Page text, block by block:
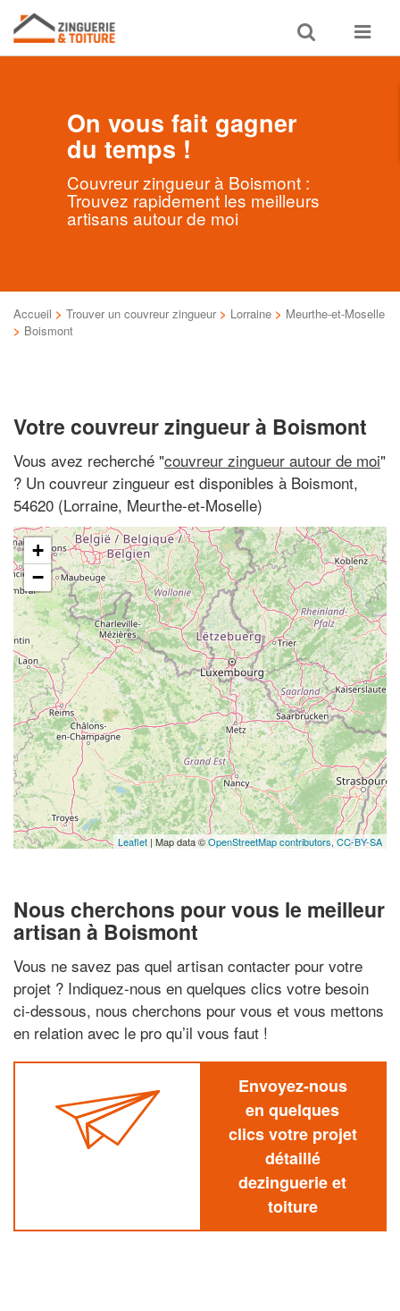
Toggle
search
Toggle
On vous fait gagner
du temps !
Couvreur zingueur à Boismont :
Trouvez rapidement les meilleurs
artisans autour de moi
Accueil > Trouver un couvreur zingueur > Lorraine > Meurthe-et-Moselle
> Boismont
Votre couvreur zingueur à Boismont
Vous avez recherché "couvreur zingueur autour de moi"
? Un couvreur zingueur est disponibles à Boismont,
54620 (Lorraine, Meurthe-et-Moselle)
+
−
Leaflet| Map data ©OpenStreetMap contributors,CC-BY-SA
Nous cherchons pour vous le meilleur
artisan à Boismont
Vous ne savez pas quel artisan contacter pour votre
projet ? Indiquez-nous en quelques clics votre besoin
ci-dessous, nous cherchons pour vous et vous mettons
en relation avec le pro qu’il vous faut !
Envoyez-nous
en quelques
clics votre projet
détaillé
dezinguerie et
toiture